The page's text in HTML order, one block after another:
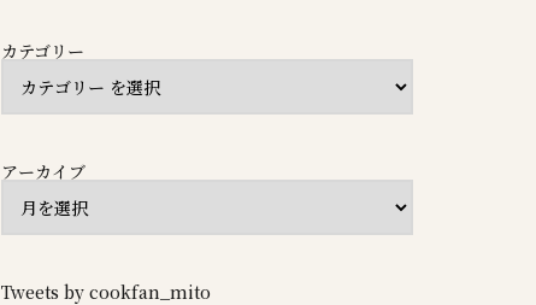
カテゴリー
アーカイブ
Tweets by cookfan_mito